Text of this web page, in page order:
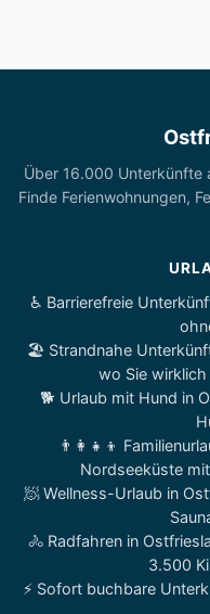
Über 16.000 Unterkünfte
Finde Ferienwohnungen,
♿ Barrierefreie
🏖️ Strandnahe
wo Sie
🐕 Urlaub mit Hund in
👨‍👩‍👧‍👦
Nordseeküste
🧖 Wellness-Urlaub in
🚴 Radfahren in
3.500
⚡ Sofort buchbare